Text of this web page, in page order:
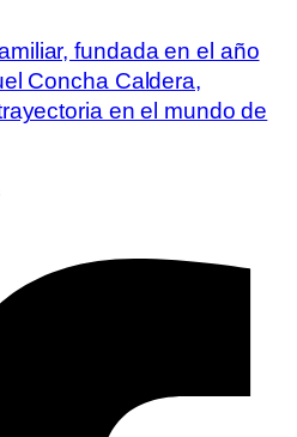
fundada en el año
Concha Caldera,
en el mundo de